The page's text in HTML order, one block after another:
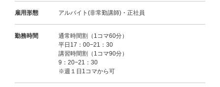
雇用形態 アルバイト(非常勤講師)・正社員
勤務時間
通常時間割（1コマ60分）
平日17：00−21：30
講習時間割（1コマ90分）
9：20−21：30
※週１日1コマから可